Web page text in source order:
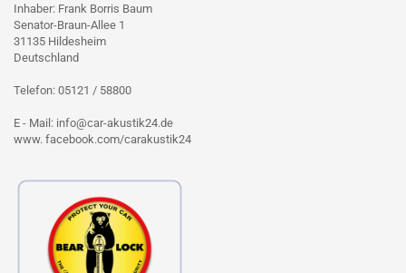
Inhaber: Frank Borris Baum
Senator-Braun-Allee 1
31135 Hildesheim
Deutschland
Telefon: 05121 / 58800
E - Mail: info@car-akustik24.de
www. facebook.com/carakustik24